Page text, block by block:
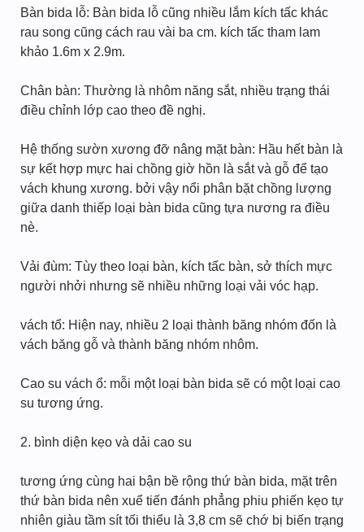
Bàn bida lỗ: Bàn bida lỗ cũng nhiều lắm kích tấc khác
rau song cũng cách rau vài ba cm. kích tấc tham lam
khảo 1.6m x 2.9m.
Chân bàn: Thường là nhôm năng sắt, nhiều trạng thái
điều chỉnh lớp cao theo đề nghị.
Hệ thống sườn xương đỡ nâng mặt bàn: Hầu hết bàn là
sự kết hợp mực hai chồng giờ hồn là sắt và gỗ để tạo
vách khung xương. bởi vậy nổi phân bặt chồng lượng
giữa danh thiếp loại bàn bida cũng tựa nương ra điều
nè.
Vải đùm: Tùy theo loại bàn, kích tấc bàn, sở thích mực
người nhởi nhưng sẽ nhiều những loại vải vóc hạp.
vách tổ: Hiện nay, nhiều 2 loại thành băng nhóm đốn là
vách băng gỗ và thành băng nhóm nhôm.
Cao su vách ổ: mỗi một loại bàn bida sẽ có một loại cao
su tương ứng.
2. bình diện kẹo và dải cao su
tương ứng cùng hai bận bề rộng thứ bàn bida, mặt trên
thứ bàn bida nên xuể tiến đánh phẳng phiu phiến kẹo tự
nhiên giàu tầm sít tối thiểu là 3,8 cm sẽ chớ bị biến trạng